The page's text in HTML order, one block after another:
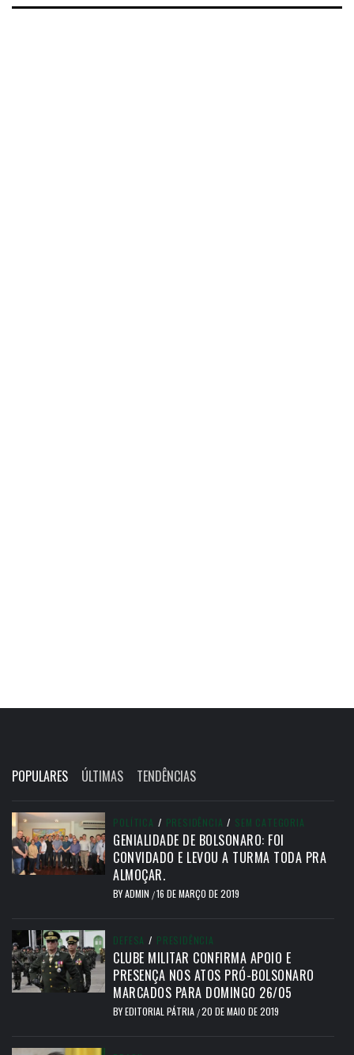
POPULARES ÚLTIMAS TENDÊNCIAS
POLÍTICA / PRESIDÊNCIA / SEM CATEGORIA
GENIALIDADE DE BOLSONARO: FOI
CONVIDADO E LEVOU A TURMA TODA PRA
ALMOÇAR.
BYADMIN /16 DE MARÇO DE 2019
DEFESA / PRESIDÊNCIA
CLUBE MILITAR CONFIRMA APOIO E
PRESENÇA NOS ATOS PRÓ-BOLSONARO
MARCADOS PARA DOMINGO 26/05
BYEDITORIAL PÁTRIA /20 DE MAIO DE 2019